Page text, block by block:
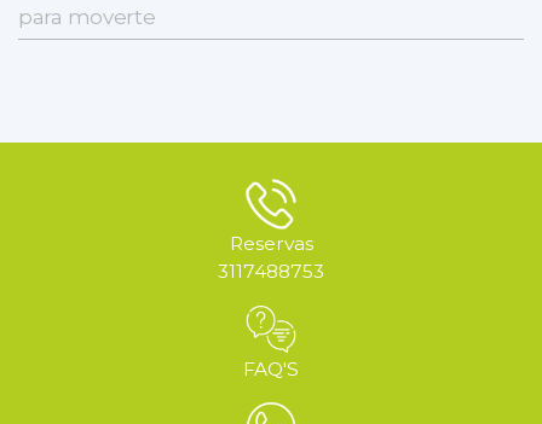
para moverte
Reservas
3117488753
FAQ'S